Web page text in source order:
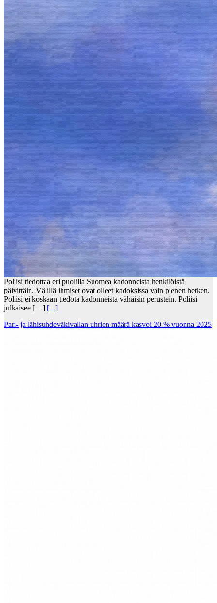
Poliisi tiedottaa eri puolilla Suomea kadonneista henkilöistä
päivittäin. Välillä ihmiset ovat olleet kadoksissa vain pienen hetken.
Poliisi ei koskaan tiedota kadonneista vähäisin perustein. Poliisi
julkaisee […] [...]
Pari- ja lähisuhdeväkivallan uhrien määrä kasvoi 20 % vuonna 2025